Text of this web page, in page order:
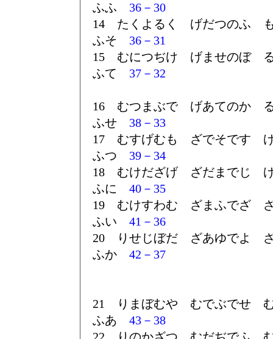
ふふ 36－30
14 たくよるく げだつのふ
ふそ 36－31
15 むにつぢけ げませのぼ
ふて 37－32
16 むつまぶで げあてのか
ふせ 38－33
17 むすげむも ざでそです
ふつ 39－34
18 むけだざげ ざだまでじ
ふに 40－35
19 むけすわむ ざまふでざ
ふい 41－36
20 りせじぼだ ざあゆでよ
ふか 42－37
21 りまぼむや むでぶでせ
ふあ 43－38